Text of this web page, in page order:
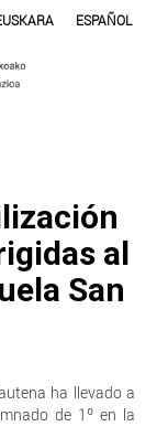
ESPAÑOL
al
San
ha llevado a
de 1º en la